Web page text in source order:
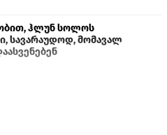
ჰლუნ სოლოს
სავარაუდოდ, მომავალ